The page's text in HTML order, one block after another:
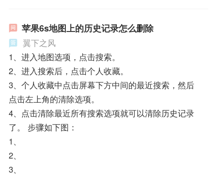
苹果6s地图上的历史记录怎么删除
翼下之风
1、进入地图选项，点击搜索。
2、进入搜索后，点击个人收藏。
3、个人收藏中点击屏幕下方中间的最近搜索，然后
点击左上角的清除选项。
4、点击清除最近所有搜索选项就可以清除历史记录
了。 步骤如下图：
1、
2、
3、